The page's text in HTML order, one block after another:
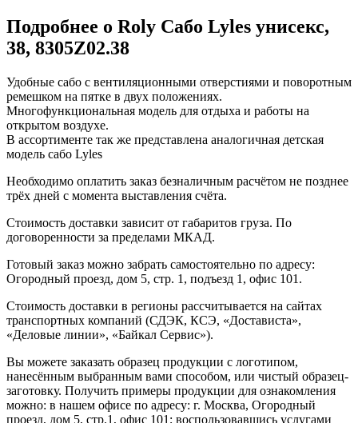
Подробнее о Roly Сабо Lyles унисекс,
38, 8305Z02.38
Удобные сабо с вентиляционными отверстиями и поворотным
ремешком на пятке в двух положениях.
Многофункциональная модель для отдыха и работы на
открытом воздухе.
В ассортименте так же представлена аналогичная детская
модель сабо Lyles
Необходимо оплатить заказ безналичным расчётом не позднее
трёх дней с момента выставления счёта.
Стоимость доставки зависит от габаритов груза. По
договоренности за пределами МКАД.
Готовый заказ можно забрать самостоятельно по адресу:
Огородный проезд, дом 5, стр. 1, подъезд 1, офис 101.
Стоимость доставки в регионы рассчитывается на сайтах
транспортных компаний (СДЭК, КСЭ, «Достависта»,
«Деловые линии», «Байкал Сервис»).
Вы можете заказать образец продукции с логотипом,
нанесённым выбранным вами способом, или чистый образец-
заготовку. Получить примеры продукции для ознакомления
можно: в нашем офисе по адресу: г. Москва, Огородный
проезд, дом 5, стр.1, офис 101; воспользовавшись услугами